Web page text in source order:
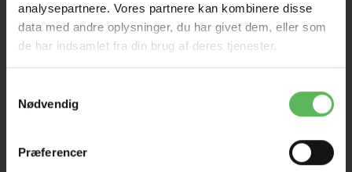
analysepartnere. Vores partnere kan kombinere disse
data med andre oplysninger, du har givet dem, eller som
de har indsamlet fra din brug af deres tjenester.
Nødvendig
Præferencer
ANDRE KØBTE OGSÅ